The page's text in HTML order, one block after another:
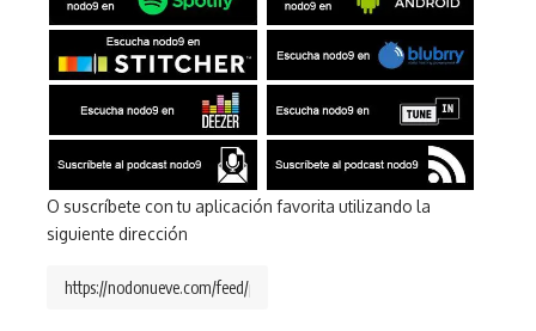
O suscríbete con tu aplicación favorita utilizando la
siguiente dirección